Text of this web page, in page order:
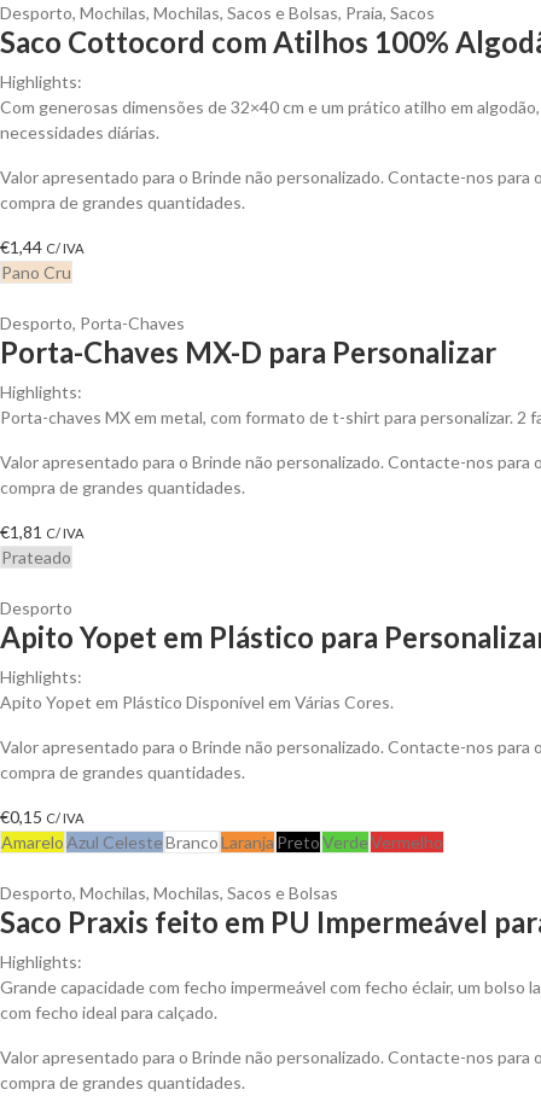
Desporto, Mochilas, Mochilas, Sacos e Bolsas, Praia, Sacos
Saco Cottocord com Atilhos 100%
Highlights:
Com generosas dimensões de 32×40 cm e um prático atilho em
necessidades diárias.
Valor apresentado para o Brinde não personalizado. Contacte-nos para
compra de grandes quantidades.
€1,44 C/ IVA
Pano Cru
Desporto, Porta-Chaves
Porta-Chaves MX-D para Personalizar
Highlights:
Porta-chaves MX em metal, com formato de t-shirt para personalizar. 2
Valor apresentado para o Brinde não personalizado. Contacte-nos para
compra de grandes quantidades.
€1,81 C/ IVA
Prateado
Desporto
Apito Yopet em Plástico para
Highlights:
Apito Yopet em Plástico Disponível em Várias Cores.
Valor apresentado para o Brinde não personalizado. Contacte-nos para
compra de grandes quantidades.
€0,15 C/ IVA
AmareloAzul CelesteBrancoLaranja PretoVerdeVermelho
Desporto, Mochilas, Mochilas, Sacos e Bolsas
Saco Praxis feito em PU Impermeável
Highlights:
Grande capacidade com fecho impermeável com fecho éclair, um bolso
com fecho ideal para calçado.
Valor apresentado para o Brinde não personalizado. Contacte-nos para
compra de grandes quantidades.